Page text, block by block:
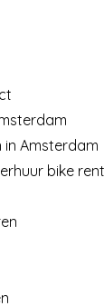
in Amsterdam
bike